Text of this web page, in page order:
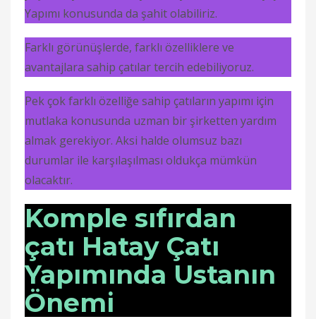
Yapımı konusunda da şahit olabiliriz.
Farklı görünüşlerde, farklı özelliklere ve
avantajlara sahip çatılar tercih edebiliyoruz.
Pek çok farklı özelliğe sahip çatıların yapımı için
mutlaka konusunda uzman bir şirketten yardım
almak gerekiyor. Aksi halde olumsuz bazı
durumlar ile karşılaşılması oldukça mümkün
olacaktır.
Komple sıfırdan
çatı Hatay Çatı
Yapımında Ustanın
Önemi